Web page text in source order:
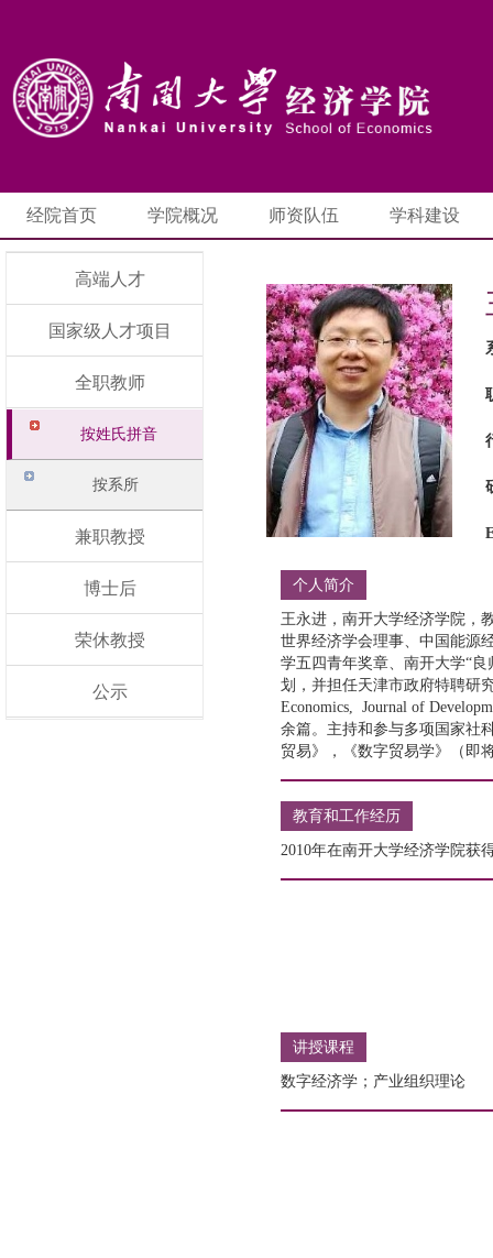
经院首页 学院概况 师资队伍 学科建设
高端人才
国家级人才项目
全职教师
按姓氏拼音
按系所
兼职教授
博士后
荣休教授
公示
个人简介
王永进，南开大学经济学院，
世界经济学会理事、中国能源
学五四青年奖章、南开大学“
划，并担任天津市政府特聘研
Economics, Journal of
余篇。主持和参与多项国家社
贸易》，《数字贸易学》（即
教育和工作经历
2010年在南开大学经济学院获
讲授课程
数字经济学；产业组织理论